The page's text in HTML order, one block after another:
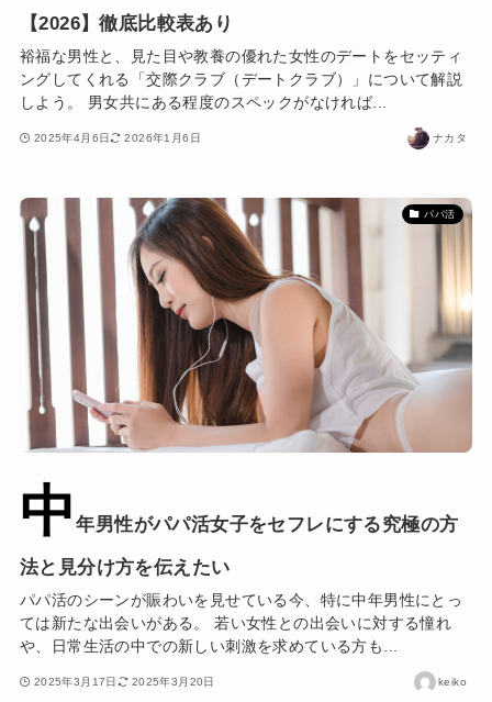
【2026】徹底比較表あり
裕福な男性と、見た目や教養の優れた女性のデートをセッティ
ングしてくれる「交際クラブ（デートクラブ）」について解説
しよう。 男女共にある程度のスペックがなければ...
2025年4月6日 2026年1月6日 ナカタ
パパ活
中年男性がパパ活女子をセフレにする究極の方
法と見分け方を伝えたい
パパ活のシーンが賑わいを見せている今、特に中年男性にとっ
ては新たな出会いがある。 若い女性との出会いに対する憧れ
や、日常生活の中での新しい刺激を求めている方も...
2025年3月17日 2025年3月20日 keiko